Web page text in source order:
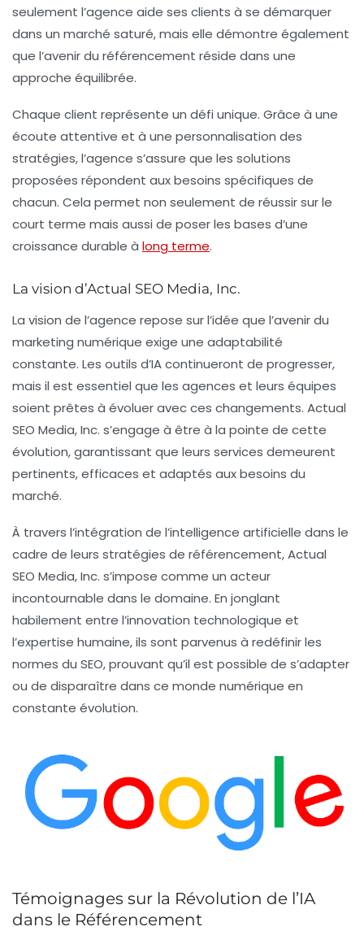
seulement l’agence aide ses clients à se démarquer
dans un marché saturé, mais elle démontre également
que l’avenir du référencement réside dans une
approche équilibrée.
Chaque client représente un défi unique. Grâce à une
écoute attentive et à une personnalisation des
stratégies, l’agence s’assure que les solutions
proposées répondent aux besoins spécifiques de
chacun. Cela permet non seulement de réussir sur le
court terme mais aussi de poser les bases d’une
croissance durable à long terme.
La vision d’Actual SEO Media, Inc.
La vision de l’agence repose sur l’idée que l’avenir du
marketing numérique exige une adaptabilité
constante. Les outils d’IA continueront de progresser,
mais il est essentiel que les agences et leurs équipes
soient prêtes à évoluer avec ces changements. Actual
SEO Media, Inc. s’engage à être à la pointe de cette
évolution, garantissant que leurs services demeurent
pertinents, efficaces et adaptés aux besoins du
marché.
À travers l’intégration de l’intelligence artificielle dans le
cadre de leurs stratégies de référencement, Actual
SEO Media, Inc. s’impose comme un acteur
incontournable dans le domaine. En jonglant
habilement entre l’innovation technologique et
l’expertise humaine, ils sont parvenus à redéfinir les
normes du SEO, prouvant qu’il est possible de s’adapter
ou de disparaître dans ce monde numérique en
constante évolution.
Témoignages sur la Révolution de l’IA
dans le Référencement